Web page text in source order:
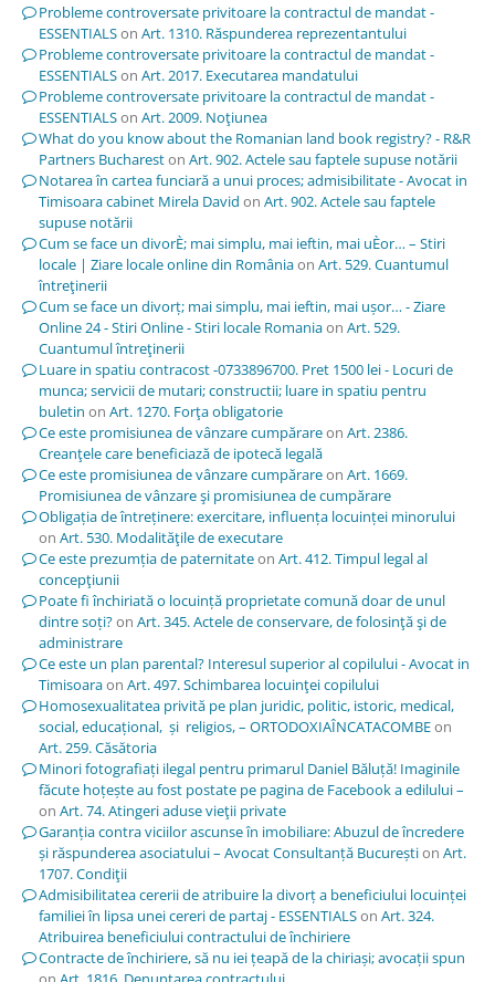
Probleme controversate privitoare la contractul de mandat -
ESSENTIALSon Art. 1310. Răspunderea reprezentantului
Probleme controversate privitoare la contractul de mandat -
ESSENTIALSon Art. 2017. Executarea mandatului
Probleme controversate privitoare la contractul de mandat -
ESSENTIALSon Art. 2009. Noţiunea
What do you know about the Romanian land book registry? - R&R
Partners Buchareston Art. 902. Actele sau faptele supuse notării
Notarea în cartea funciară a unui proces; admisibilitate - Avocat in
Timisoara cabinet Mirela David on Art. 902. Actele sau faptele
supuse notării
Cum se face un divorÈ; mai simplu, mai ieftin, mai uÈor… – Stiri
locale | Ziare locale online din Româniaon Art. 529. Cuantumul
întreţinerii
Cum se face un divorț; mai simplu, mai ieftin, mai ușor… - Ziare
Online 24 - Stiri Online - Stiri locale Romaniaon Art. 529.
Cuantumul întreţinerii
Luare in spatiu contracost -0733896700. Pret 1500 lei - Locuri de
munca; servicii de mutari; constructii; luare in spatiu pentru
buletin on Art. 1270. Forţa obligatorie
Ce este promisiunea de vânzare cumpărareon Art. 2386.
Creanţele care beneficiază de ipotecă legală
Ce este promisiunea de vânzare cumpărareon Art. 1669.
Promisiunea de vânzare şi promisiunea de cumpărare
Obligația de întreținere: exercitare, influența locuinței minorului
on Art. 530. Modalităţile de executare
Ce este prezumția de paternitateon Art. 412. Timpul legal al
concepţiunii
Poate fi închiriată o locuință proprietate comună doar de unul
dintre soți?on Art. 345. Actele de conservare, de folosinţă şi de
administrare
Ce este un plan parental? Interesul superior al copilului - Avocat in
Timisoaraon Art. 497. Schimbarea locuinţei copilului
Homosexualitatea privită pe plan juridic, politic, istoric, medical,
social, educațional, și religios, – ORTODOXIAÎNCATACOMBEon
Art. 259. Căsătoria
Minori fotografiați ilegal pentru primarul Daniel Băluță! Imaginile
făcute hoțește au fost postate pe pagina de Facebook a edilului –
on Art. 74. Atingeri aduse vieţii private
Garanția contra viciilor ascunse în imobiliare: Abuzul de încredere
și răspunderea asociatului – Avocat Consultanță Bucureștion Art.
1707. Condiţii
Admisibilitatea cererii de atribuire la divorț a beneficiului locuinței
familiei în lipsa unei cereri de partaj - ESSENTIALSon Art. 324.
Atribuirea beneficiului contractului de închiriere
Contracte de închiriere, să nu iei țeapă de la chiriași; avocații spun